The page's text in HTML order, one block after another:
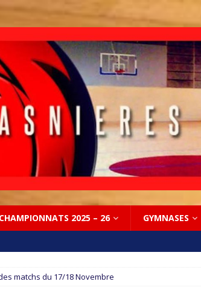
CHAMPIONNATS 2025 – 26 GYMNASES
matchs du 17/18 Novembre